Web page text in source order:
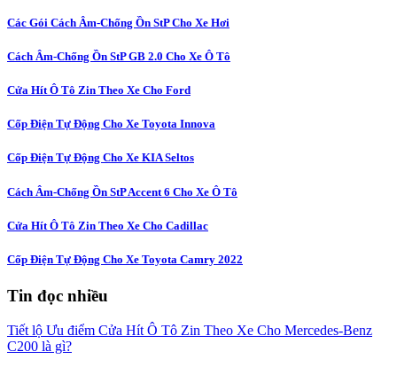
Các Gói Cách Âm-Chống Ồn StP Cho Xe Hơi
Cách Âm-Chống Ồn StP GB 2.0 Cho Xe Ô Tô
Cửa Hít Ô Tô Zin Theo Xe Cho Ford
Cốp Điện Tự Động Cho Xe Toyota Innova
Cốp Điện Tự Động Cho Xe KIA Seltos
Cách Âm-Chống Ồn StP Accent 6 Cho Xe Ô Tô
Cửa Hít Ô Tô Zin Theo Xe Cho Cadillac
Cốp Điện Tự Động Cho Xe Toyota Camry 2022
Tin đọc nhiều
Tiết lộ Ưu điểm Cửa Hít Ô Tô Zin Theo Xe Cho Mercedes-Benz
C200 là gì?